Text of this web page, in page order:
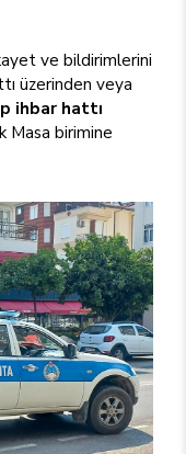
ve bildirimlerini
üzerinden veya
ihbar hattı
Masa birimine